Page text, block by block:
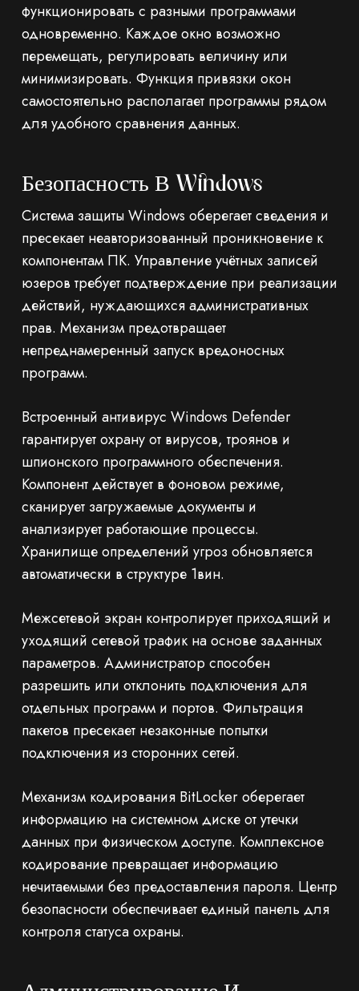
функционировать с разными программами
одновременно. Каждое окно возможно
перемещать, регулировать величину или
минимизировать. Функция привязки окон
самостоятельно располагает программы рядом
для удобного сравнения данных.
Безопасность В Windows
Система защиты Windows оберегает сведения и
пресекает неавторизованный проникновение к
компонентам ПК. Управление учётных записей
юзеров требует подтверждение при реализации
действий, нуждающихся административных
прав. Механизм предотвращает
непреднамеренный запуск вредоносных
программ.
Встроенный антивирус Windows Defender
гарантирует охрану от вирусов, троянов и
шпионского программного обеспечения.
Компонент действует в фоновом режиме,
сканирует загружаемые документы и
анализирует работающие процессы.
Хранилище определений угроз обновляется
автоматически в структуре 1вин.
Межсетевой экран контролирует приходящий и
уходящий сетевой трафик на основе заданных
параметров. Администратор способен
разрешить или отклонить подключения для
отдельных программ и портов. Фильтрация
пакетов пресекает незаконные попытки
подключения из сторонних сетей.
Механизм кодирования BitLocker оберегает
информацию на системном диске от утечки
данных при физическом доступе. Комплексное
кодирование превращает информацию
нечитаемыми без предоставления пароля. Центр
безопасности обеспечивает единый панель для
контроля статуса охраны.